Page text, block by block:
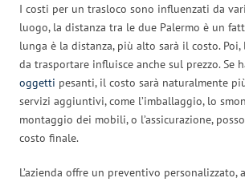
I costi per un trasloco sono influenzati da
luogo, la distanza tra le due Palermo è un
lunga è la distanza, più alto sarà il costo.
da trasportare influisce anche sul prezzo. Se
oggetti pesanti, il costo sarà naturalmente
servizi aggiuntivi, come l’imballaggio, lo
montaggio dei mobili, o l’assicurazione,
costo finale.
L’azienda offre un preventivo personalizzato,